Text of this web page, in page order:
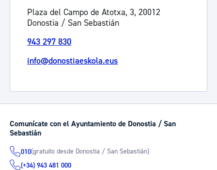
Plaza del Campo de Atotxa, 3, 20012
Donostia / San Sebastián
943 297 830
info@donostiaeskola.eus
Comunícate con el Ayuntamiento de Donostia / San
Sebastián
010(gratuito desde Donostia / San Sebastián)
(+34) 943 481 000